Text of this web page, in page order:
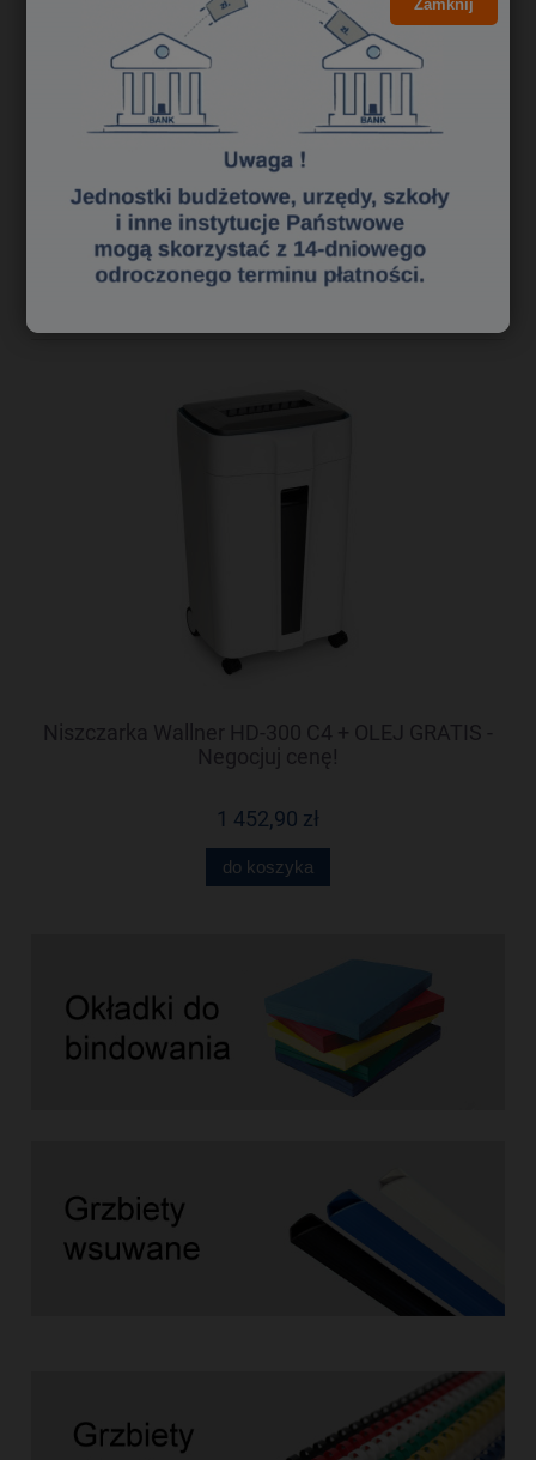
3,45 zł
do koszyka
« 1 2 3 »
Niszczarka Wallner HD-300 C4 + OLEJ GRATIS -
Negocjuj cenę!
1 452,90 zł
do koszyka
Zamknij